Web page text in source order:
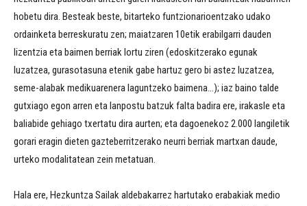
hobetu dira. Besteak beste, bitarteko funtzionarioentzako udako
ordainketa berreskuratu zen; maiatzaren 10etik erabilgarri dauden
lizentzia eta baimen berriak lortu ziren (edoskitzerako egunak
luzatzea, gurasotasuna etenik gabe hartuz gero bi astez luzatzea,
seme-alabak medikuarenera laguntzeko baimena…); iaz baino talde
gutxiago egon arren eta lanpostu batzuk falta badira ere, irakasle eta
baliabide gehiago txertatu dira aurten; eta dagoenekoz 2.000 langiletik
gorari eragin dieten gazteberritzerako neurri berriak martxan daude,
urteko modalitatean zein metatuan.
Hala ere, Hezkuntza Sailak aldebakarrez hartutako erabakiak medio